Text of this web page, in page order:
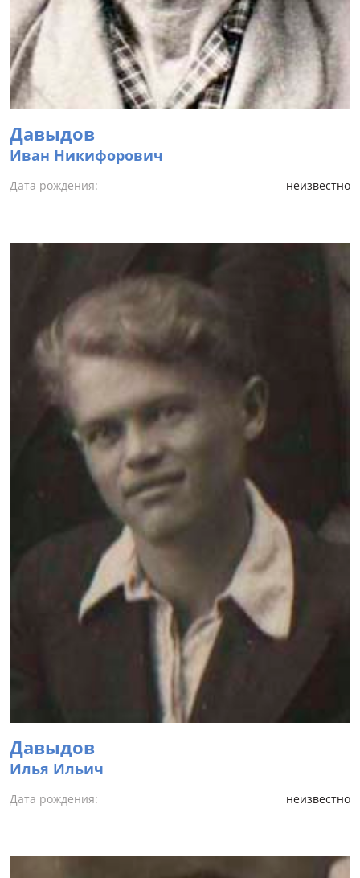
Давыдов
Иван Никифорович
Дата рождения: неизвестно
Давыдов
Илья Ильич
Дата рождения: неизвестно